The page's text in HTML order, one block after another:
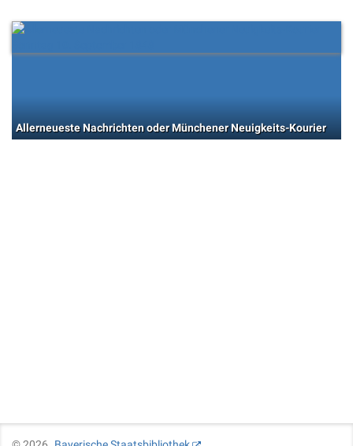
Allerneueste Nachrichten oder Münchener Neuigkeits-Kourier